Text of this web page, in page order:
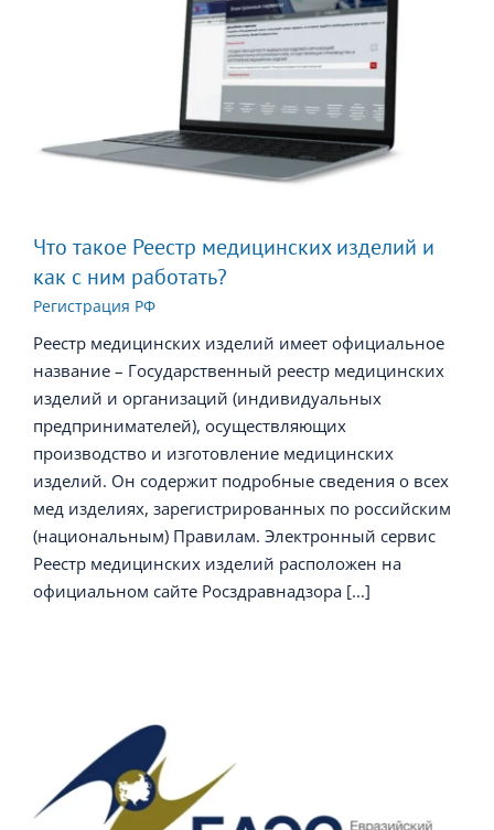
Что такое Реестр медицинских изделий и
как с ним работать?
Регистрация РФ
Реестр медицинских изделий имеет официальное
название – Государственный реестр медицинских
изделий и организаций (индивидуальных
предпринимателей), осуществляющих
производство и изготовление медицинских
изделий. Он содержит подробные сведения о всех
мед изделиях, зарегистрированных по российским
(национальным) Правилам. Электронный сервис
Реестр медицинских изделий расположен на
официальном сайте Росздравнадзора [...]